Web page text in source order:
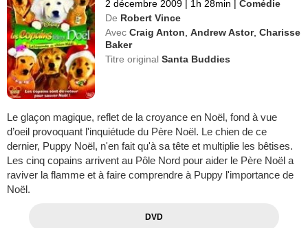
2 décembre 2009 | 1h 28min | Comédie
De Robert Vince
Avec Craig Anton ,Andrew Astor,Charisse
Baker
Titre originalSanta Buddies
Le glaçon magique, reflet de la croyance en Noël, fond à vue
d’oeil provoquant l'inquiétude du Père Noël. Le chien de ce
dernier, Puppy Noël, n'en fait qu'à sa tête et multiplie les bêtises.
Les cinq copains arrivent au Pôle Nord pour aider le Père Noël a
raviver la flamme et à faire comprendre à Puppy l'importance de
Noël.
DVD